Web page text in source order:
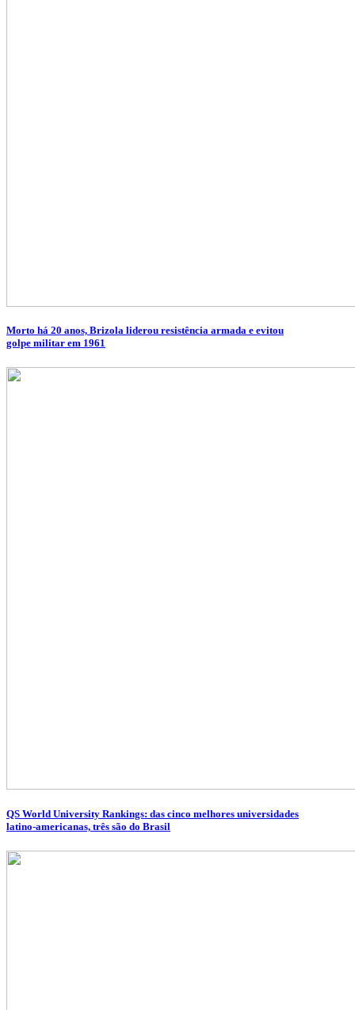
Morto há 20 anos, Brizola liderou resistência armada e evitou
golpe militar em 1961
QS World University Rankings: das cinco melhores universidades
latino-americanas, três são do Brasil